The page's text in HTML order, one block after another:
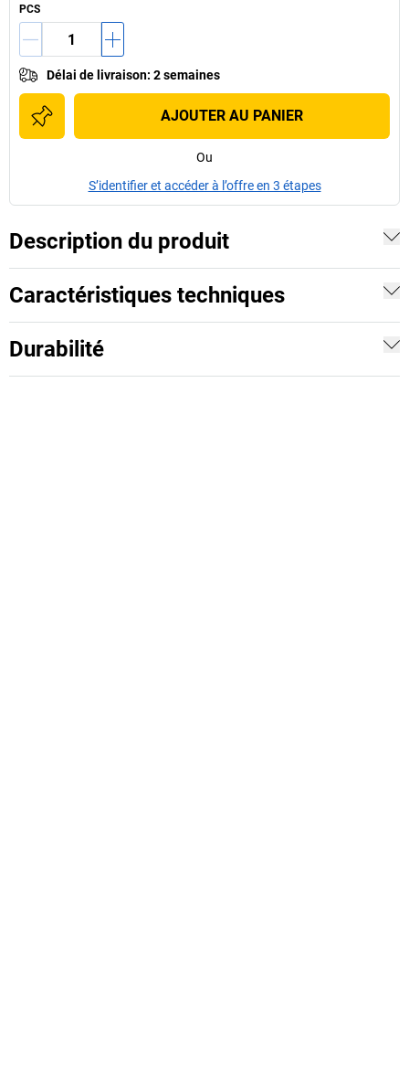
PCS
Délai de livraison: 2 semaines
AJOUTER AU PANIER
Ou
S’identifier et accéder à l’offre en 3 étapes
Description du produit
Caractéristiques techniques
Durabilité